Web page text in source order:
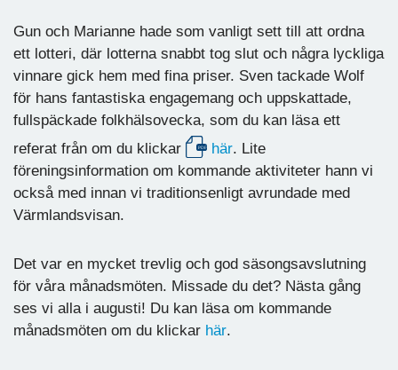
Gun och Marianne hade som vanligt sett till att ordna
ett lotteri, där lotterna snabbt tog slut och några lyckliga
vinnare gick hem med fina priser. Sven tackade Wolf
för hans fantastiska engagemang och uppskattade,
fullspäckade folkhälsovecka, som du kan läsa ett
referat från om du klickar
här. Lite
föreningsinformation om kommande aktiviteter hann vi
också med innan vi traditionsenligt avrundade med
Värmlandsvisan.
Det var en mycket trevlig och god säsongsavslutning
för våra månadsmöten. Missade du det? Nästa gång
ses vi alla i augusti! Du kan läsa om kommande
månadsmöten om du klickar här.